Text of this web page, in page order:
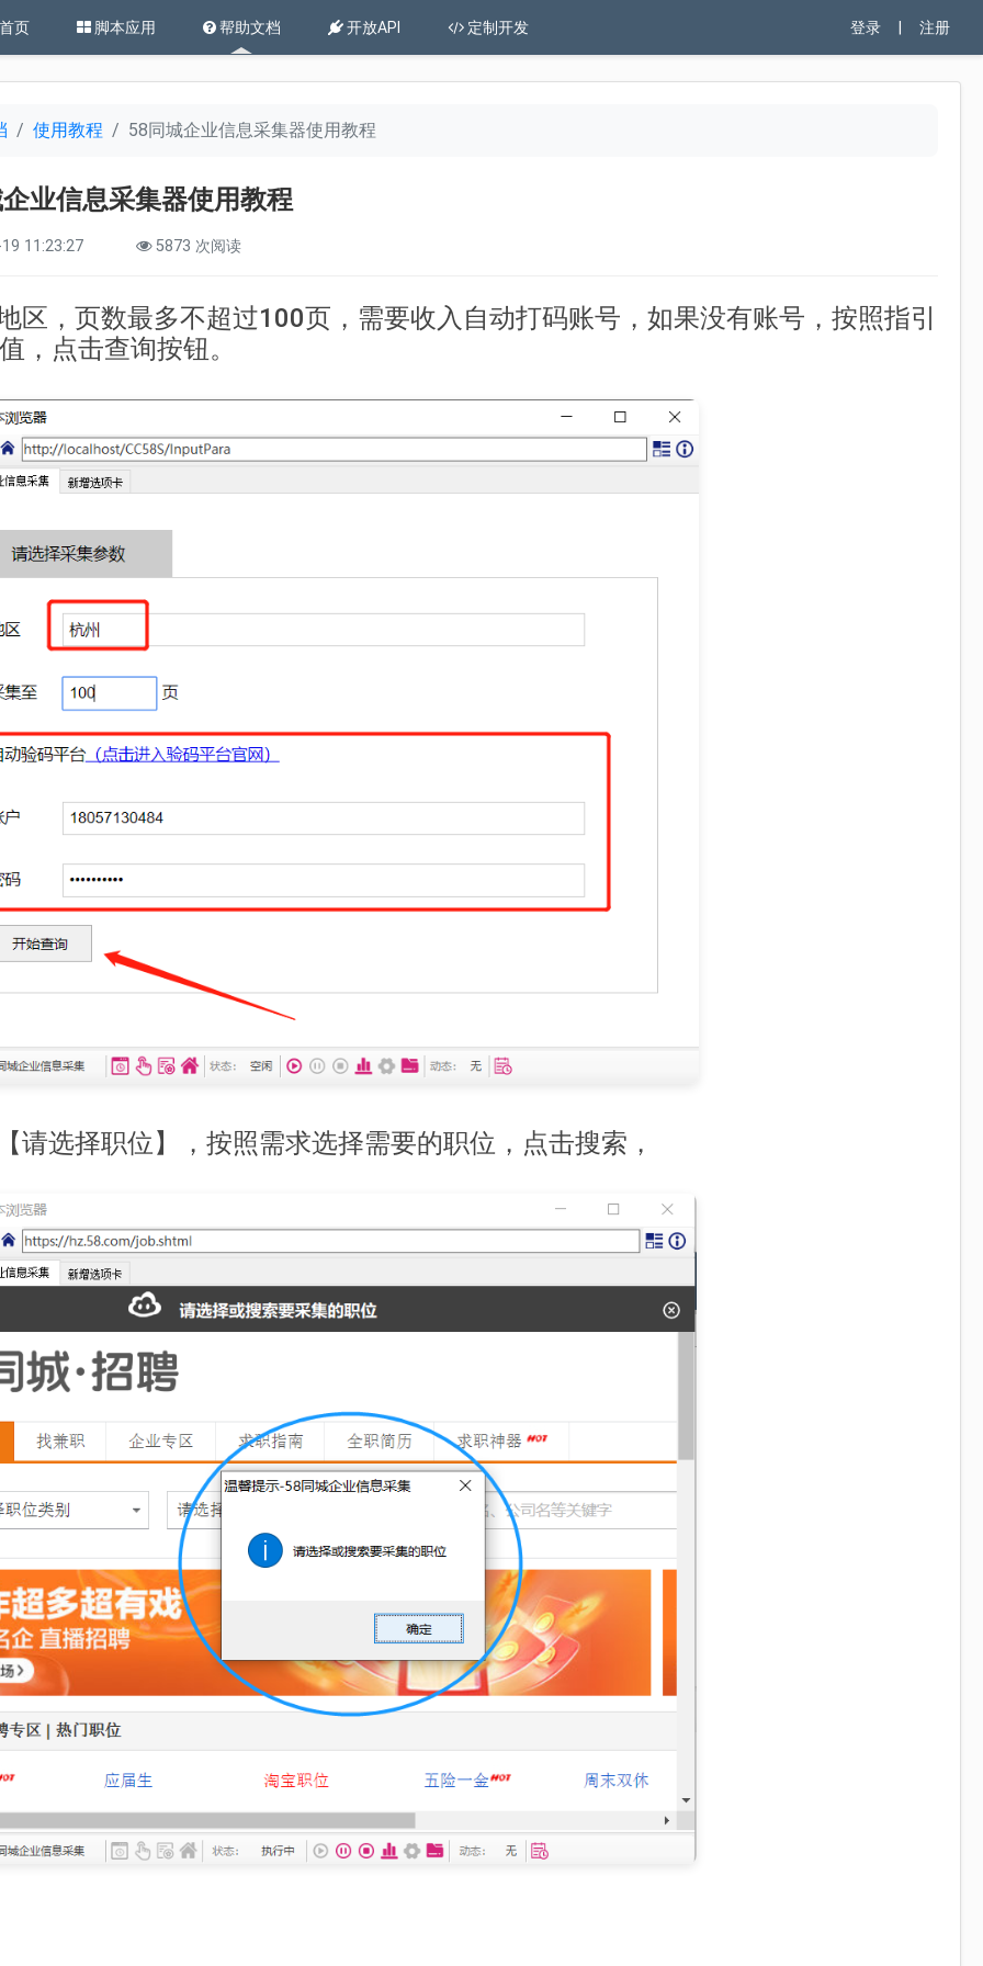
页 脚本应用 帮助文档 开放API 定制开发 登录 | 注册
使用教程 58同城企业信息采集器使用教程
业信息采集器使用教程
11:23:27 5873 次阅读
区，页数最多不超过100页，需要收入自动打码账号，如果没有账号，按照指引
，点击查询按钮。
请选择职位】，按照需求选择需要的职位，点击搜索，